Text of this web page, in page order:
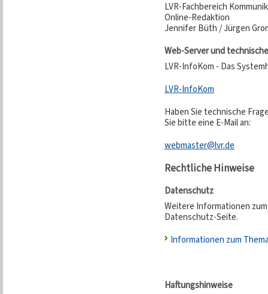
LVR-Fachbereich
Online-Redaktion
Jennifer Büth / Jürgen
Web-Server und
LVR-InfoKom - Das
LVR-InfoKom
Haben Sie technische
Sie bitte eine E-Mail an:
webmaster@lvr.de
Rechtliche Hinweise
Datenschutz
Weitere Informationen
Datenschutz-Seite.
Informationen zum
Haftungshinweise